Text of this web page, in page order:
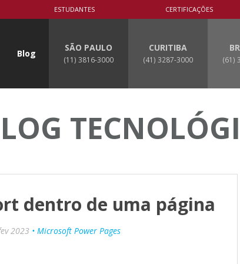
ESTUDANTES CERTIFICAÇÕES
Blog
SÃO PAULO
(11) 3816-3000
CURITIBA
(41) 3287-3000 (61)
dentro de uma página
2023 • Microsoft Power Pages